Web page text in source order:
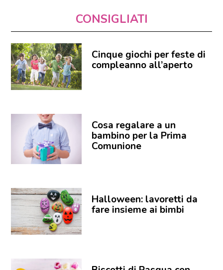
CONSIGLIATI
Cinque giochi per feste di
compleanno all’aperto
Cosa regalare a un
bambino per la Prima
Comunione
Halloween: lavoretti da
fare insieme ai bimbi